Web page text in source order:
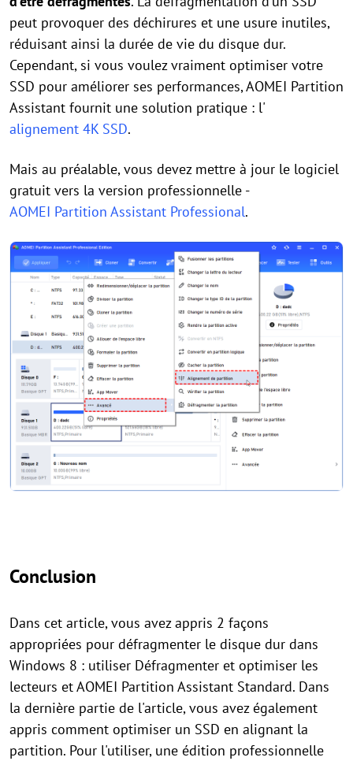
peut provoquer des déchirures et une usure inutiles,
réduisant ainsi la durée de vie du disque dur.
Cependant, si vous voulez vraiment optimiser votre
SSD pour améliorer ses performances, AOMEI Partition
Assistant fournit une solution pratique : l'
alignement 4K SSD.
Mais au préalable, vous devez mettre à jour le logiciel
gratuit vers la version professionnelle -
AOMEI Partition Assistant Professional.
Conclusion
Dans cet article, vous avez appris 2 façons
appropriées pour défragmenter le disque dur dans
Windows 8 : utiliser Défragmenter et optimiser les
lecteurs et AOMEI Partition Assistant Standard. Dans
la dernière partie de l'article, vous avez également
appris comment optimiser un SSD en alignant la
partition. Pour l'utiliser, une édition professionnelle